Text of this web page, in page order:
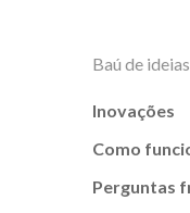
Baú de ideias
Inovações
Como
Perguntas